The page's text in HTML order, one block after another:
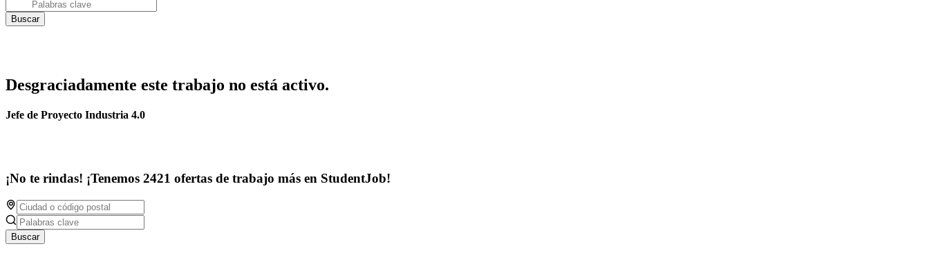
Desgraciadamente este trabajo no está activo.
Jefe de Proyecto Industria 4.0
¡No te rindas! ¡Tenemos 2421 ofertas de trabajo más en StudentJob!
Buscar